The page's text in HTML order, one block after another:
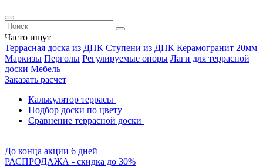
Часто ищут
Террасная доска из ДПК Ступени из ДПК Керамогранит 20мм
Маркизы Перголы Регулируемые опоры Лаги для террасной
доски Мебель
Заказать расчет
Калькулятор террасы
Подбор доски по цвету
Сравнение террасной доски
До конца акции 6 дней
РАСПРОДАЖА - скидка до 30%